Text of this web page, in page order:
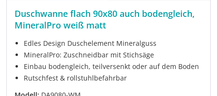
Duschwanne flach 90x80 auch bodengleich,
MineralPro weiß matt
Edles Design Duschelement Mineralguss
MineralPro: Zuschneidbar mit Stichsäge
Einbau bodengleich, teilversenkt oder auf dem Boden
Rutschfest & rollstuhlbefahrbar